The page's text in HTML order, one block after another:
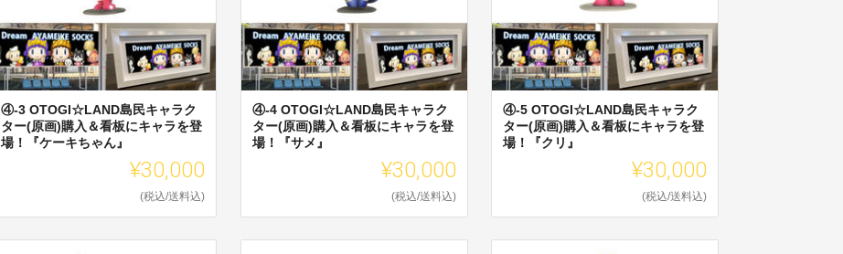
④-3 OTOGI☆LAND島民キャラク
ター(原画)購入＆看板にキャラを登
場！『ケーキちゃん』
¥30,000
(税込/送料込)
④-4 OTOGI☆LAND島民キャラク
ター(原画)購入＆看板にキャラを登
場！『サメ』
¥30,000
(税込/送料込)
④-5 OTOGI☆LAND島民キャラク
ター(原画)購入＆看板にキャラを登
場！『クリ』
¥30,000
(税込/送料込)